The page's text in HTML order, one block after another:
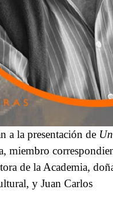
a la presentación de
miembro
de la Academia,
y Juan Carlos